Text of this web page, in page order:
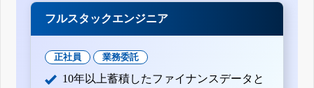
フルスタックエンジニア
正社員 業務委託
10年以上蓄積したファイナンスデータと